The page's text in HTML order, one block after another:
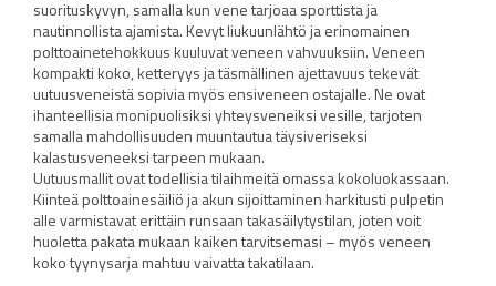
suorituskyvyn, samalla kun vene tarjoaa sporttista ja
nautinnollista ajamista. Kevyt liukuunlähtö ja erinomainen
polttoainetehokkuus kuuluvat veneen vahvuuksiin. Veneen
kompakti koko, ketteryys ja täsmällinen ajettavuus tekevät
uutuusveneistä sopivia myös ensiveneen ostajalle. Ne ovat
ihanteellisia monipuolisiksi yhteysveneiksi vesille, tarjoten
samalla mahdollisuuden muuntautua täysiveriseksi
kalastusveneeksi tarpeen mukaan.
Uutuusmallit ovat todellisia tilaihmeitä omassa kokoluokassaan.
Kiinteä polttoainesäiliö ja akun sijoittaminen harkitusti pulpetin
alle varmistavat erittäin runsaan takasäilytystilan, joten voit
huoletta pakata mukaan kaiken tarvitsemasi – myös veneen
koko tyynysarja mahtuu vaivatta takatilaan.